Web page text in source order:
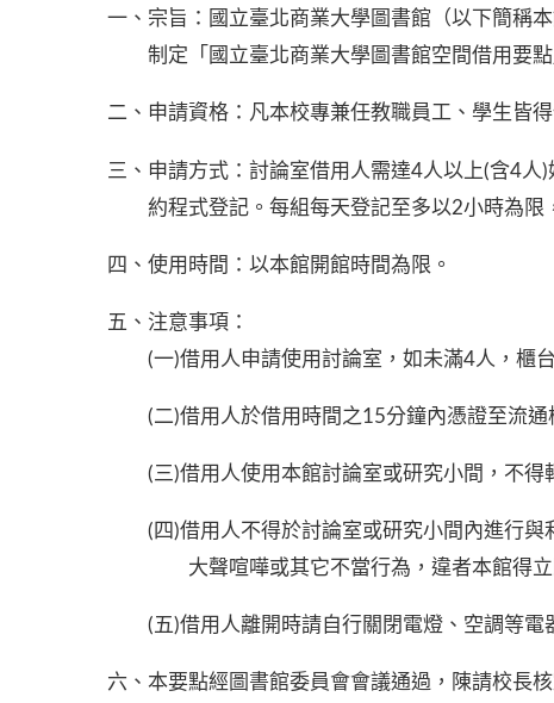
一、宗旨：國立臺北商業大學圖書館（以下簡稱
制定「國立臺北商業大學圖書館空間借用要
二、申請資格：凡本校專兼任教職員工、學生皆
三、申請方式：討論室借用人需達4人以上(含4
約程式登記。每組每天登記至多以2小時為
四、使用時間：以本館開館時間為限。
五、注意事項：
(一)借用人申請使用討論室，如未滿4人，櫃
(二)借用人於借用時間之15分鐘內憑證至流
(三)借用人使用本館討論室或研究小間，不
(四)借用人不得於討論室或研究小間內進行
大聲喧嘩或其它不當行為，違者本館得
(五)借用人離開時請自行關閉電燈、空調等
六、本要點經圖書館委員會會議通過，陳請校長